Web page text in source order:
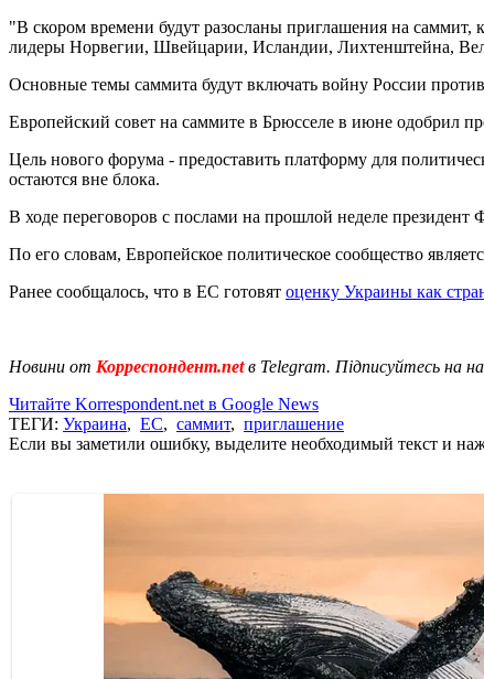
"В скором времени будут разосланы приглашения на саммит,
лидеры Норвегии, Швейцарии, Исландии, Лихтенштейна,
Основные темы саммита будут включать войну России
Европейский совет на саммите в Брюсселе в июне одобрил
Цель нового форума - предоставить платформу для
остаются вне блока.
В ходе переговоров с послами на прошлой неделе
По его словам, Европейское политическое сообщество
Ранее сообщалось, что в ЕС готовят оценку Украины как
Новини от Корреспондент.netв Telegram. Підписуйтесь на
Читайте Korrespondent.net в Google News
ТЕГИ: Украина, ЕС, саммит, приглашение
Если вы заметили ошибку, выделите необходимый текст и